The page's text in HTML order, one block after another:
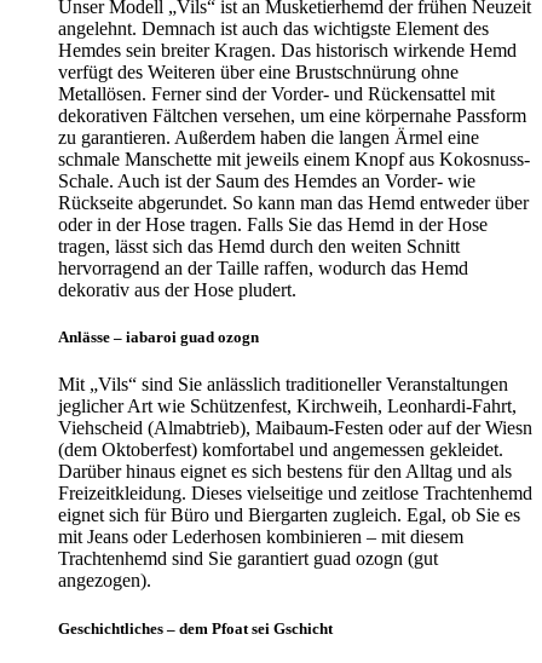
Unser Modell „Vils“ ist an Musketierhemd der frühen Neuzeit
angelehnt. Demnach ist auch das wichtigste Element des
Hemdes sein breiter Kragen. Das historisch wirkende Hemd
verfügt des Weiteren über eine Brustschnürung ohne
Metallösen. Ferner sind der Vorder- und Rückensattel mit
dekorativen Fältchen versehen, um eine körpernahe Passform
zu garantieren. Außerdem haben die langen Ärmel eine
schmale Manschette mit jeweils einem Knopf aus Kokosnuss-
Schale. Auch ist der Saum des Hemdes an Vorder- wie
Rückseite abgerundet. So kann man das Hemd entweder über
oder in der Hose tragen. Falls Sie das Hemd in der Hose
tragen, lässt sich das Hemd durch den weiten Schnitt
hervorragend an der Taille raffen, wodurch das Hemd
dekorativ aus der Hose pludert.
Anlässe – iabaroi guad ozogn
Mit „Vils“ sind Sie anlässlich traditioneller Veranstaltungen
jeglicher Art wie Schützenfest, Kirchweih, Leonhardi-Fahrt,
Viehscheid (Almabtrieb), Maibaum-Festen oder auf der Wiesn
(dem Oktoberfest) komfortabel und angemessen gekleidet.
Darüber hinaus eignet es sich bestens für den Alltag und als
Freizeitkleidung. Dieses vielseitige und zeitlose Trachtenhemd
eignet sich für Büro und Biergarten zugleich. Egal, ob Sie es
mit Jeans oder Lederhosen kombinieren – mit diesem
Trachtenhemd sind Sie garantiert guad ozogn (gut
angezogen).
Geschichtliches – dem Pfoat sei Gschicht